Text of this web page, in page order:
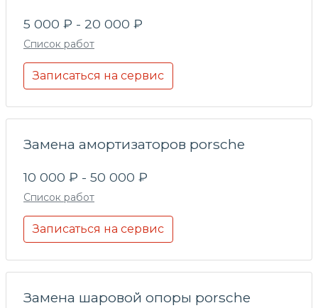
5 000 ₽ - 20 000 ₽
Список работ
Записаться на сервис
Замена амортизаторов porsche
10 000 ₽ - 50 000 ₽
Список работ
Записаться на сервис
Замена шаровой опоры porsche